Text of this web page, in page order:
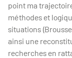
point ma
méthodes et
situations
ainsi une
recherches en